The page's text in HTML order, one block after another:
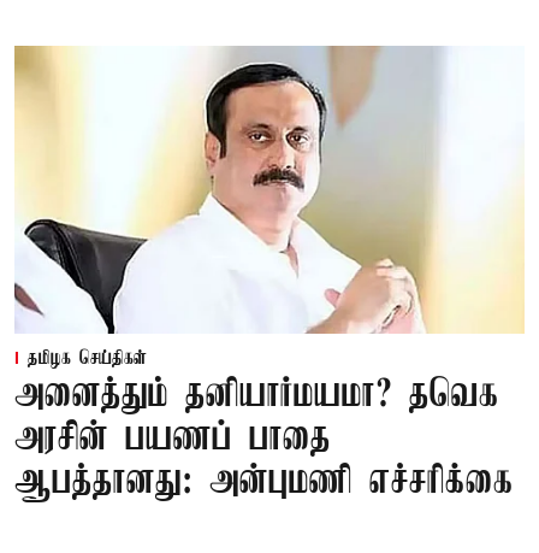
தமிழக செய்திகள்
அனைத்தும் தனியார்மயமா? தவெக
அரசின் பயணப் பாதை
ஆபத்தானது: அன்புமணி எச்சரிக்கை